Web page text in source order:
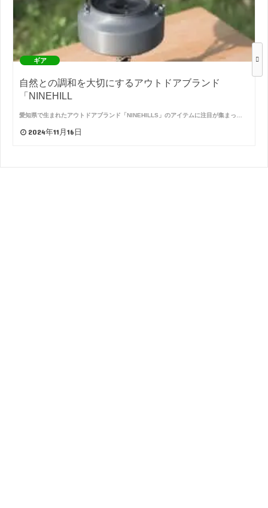
ギア
自然との調和を大切にするアウトドアブランド
「NINEHILL
愛知県で生まれたアウトドアブランド「NINEHILLS」のアイテムに注目が集まっ…
2024年11月16日